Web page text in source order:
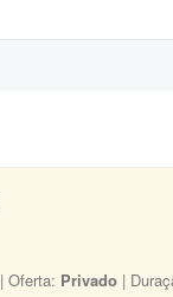
| Oferta: Privado |